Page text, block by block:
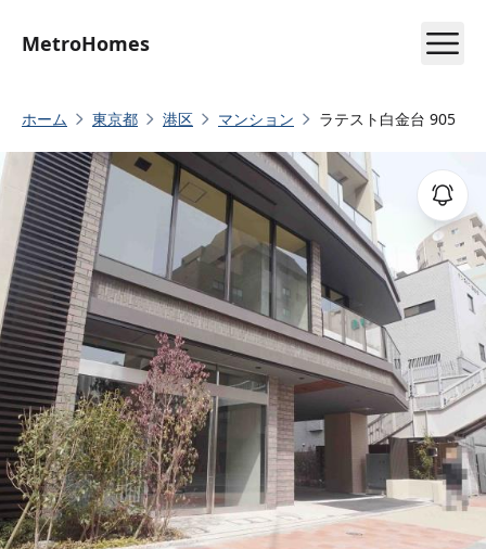
MetroHomes
ホーム 東京都 港区 マンション ラテスト白金台 905